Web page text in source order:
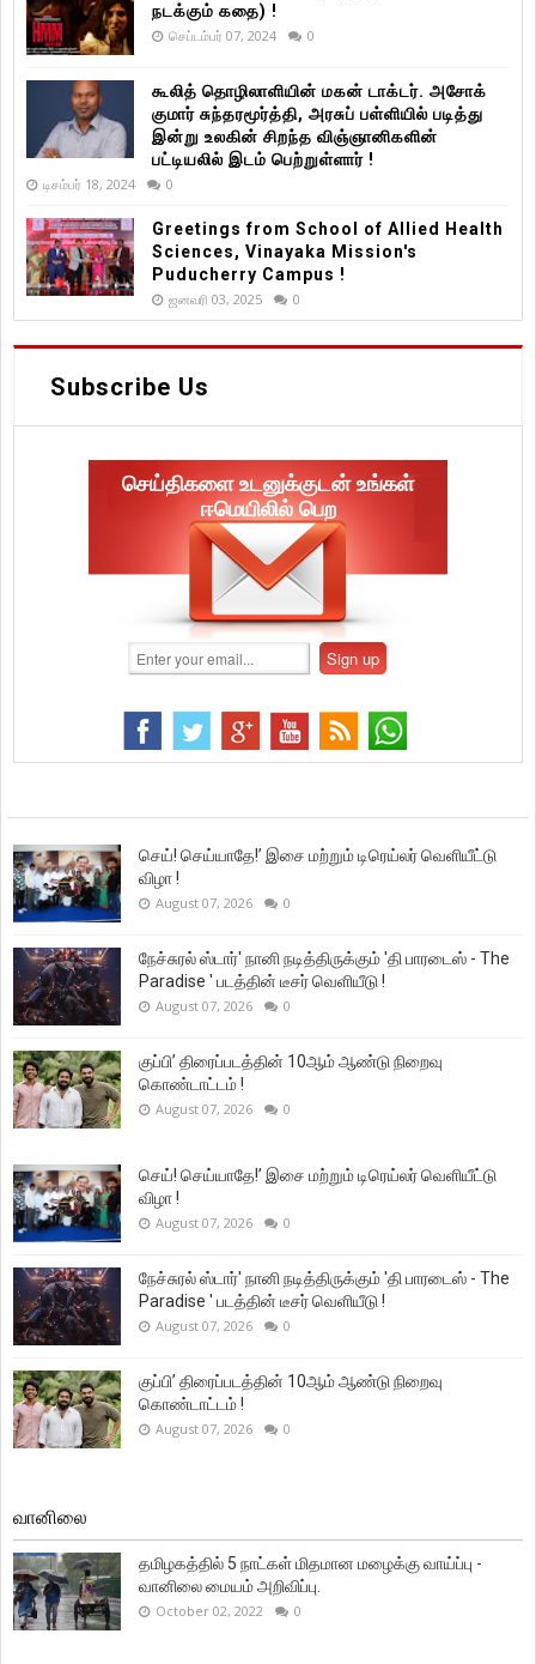
நடக்கும் கதை) !
செப்டம்பர் 07, 2024 0
கூலித் தொழிலாளியின் மகன் டாக்டர். அசோக்
குமார் சுந்தரமூர்த்தி, அரசுப் பள்ளியில் படித்து
இன்று உலகின் சிறந்த விஞ்ஞானிகளின்
பட்டியலில் இடம் பெற்றுள்ளார் !
டிசம்பர் 18, 2024 0
Greetings from School of Allied Health
Sciences, Vinayaka Mission's
Puducherry Campus !
ஜனவரி 03, 2025 0
Subscribe Us
செய்திகளை உடனுக்குடன் உங்கள்
ஈமெயிலில் பெற
செய்! செய்யாதே!’ இசை மற்றும் டிரெய்லர் வெளியீட்டு
விழா !
August 07, 2026 0
நேச்சுரல் ஸ்டார்' நானி நடித்திருக்கும் 'தி பாரடைஸ் - The
Paradise ' படத்தின் டீசர் வெளியீடு !
August 07, 2026 0
குப்பி’ திரைப்படத்தின் 10ஆம் ஆண்டு நிறைவு
கொண்டாட்டம் !
August 07, 2026 0
செய்! செய்யாதே!’ இசை மற்றும் டிரெய்லர் வெளியீட்டு
விழா !
August 07, 2026 0
நேச்சுரல் ஸ்டார்' நானி நடித்திருக்கும் 'தி பாரடைஸ் - The
Paradise ' படத்தின் டீசர் வெளியீடு !
August 07, 2026 0
குப்பி’ திரைப்படத்தின் 10ஆம் ஆண்டு நிறைவு
கொண்டாட்டம் !
August 07, 2026 0
வானிலை
தமிழகத்தில் 5 நாட்கள் மிதமான மழைக்கு வாய்ப்பு -
வானிலை மையம் அறிவிப்பு.
October 02, 2022 0